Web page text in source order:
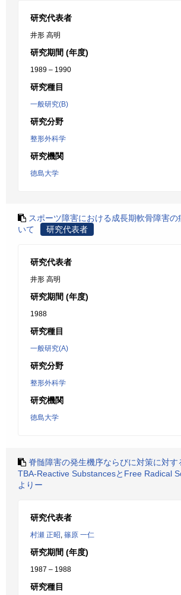
研究代表者
井形 高明
研究期間 (年度)
1989 – 1990
研究種目
一般研究(B)
研究分野
整形外科学
研究機関
徳島大学
スポーツ障害における成長期軟骨障害の
いて
研究代表者
研究代表者
井形 高明
研究期間 (年度)
1988
研究種目
一般研究(A)
研究分野
整形外科学
研究機関
徳島大学
脊髄障害の発生機序ならびに対策に対す
TBA-Reactive SubstancesとFree Radical
よりー
研究代表者
村瀬 正昭, 篠原 一仁
研究期間 (年度)
1987 – 1988
研究種目